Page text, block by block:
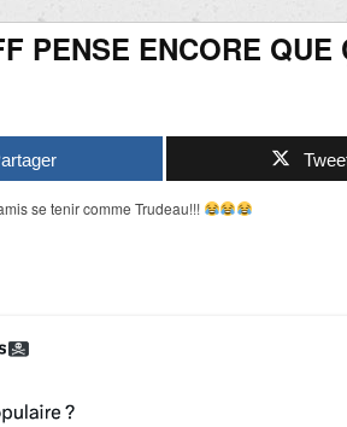
PENSE ENCORE QUE
se tenir comme Trudeau!!!